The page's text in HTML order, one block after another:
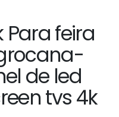
Para feira
de led
tvs 4k